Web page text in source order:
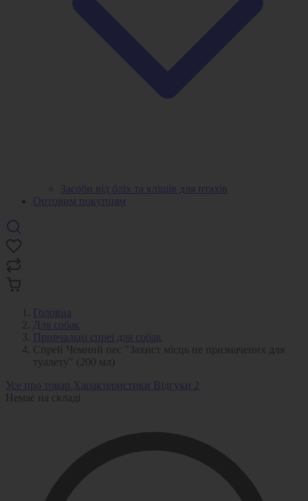
Засоби від бліх та кліщів для птахів
Оптовим покупцям
Головна
Для собак
Привчальні спреї для собак
Спрей Чемний пес "Захист місць не призначених для
туалету" (200 мл)
Усе про товар Характеристики Відгуки
2
Немає на складі